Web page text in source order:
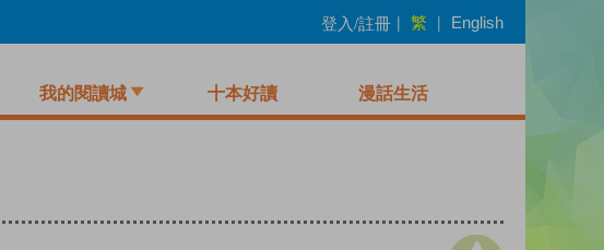
登入/註冊 | 繁 | English
我的閱讀城 十本好讀 漫話生活